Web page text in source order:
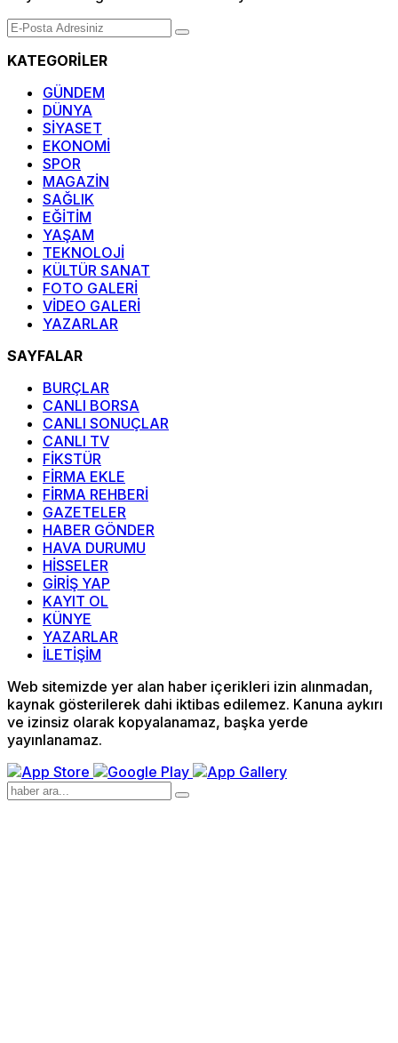
KATEGORİLER
GÜNDEM
DÜNYA
SİYASET
EKONOMİ
SPOR
MAGAZİN
SAĞLIK
EĞİTİM
YAŞAM
TEKNOLOJİ
KÜLTÜR SANAT
FOTO GALERİ
VİDEO GALERİ
YAZARLAR
SAYFALAR
BURÇLAR
CANLI BORSA
CANLI SONUÇLAR
CANLI TV
FİKSTÜR
FİRMA EKLE
FİRMA REHBERİ
GAZETELER
HABER GÖNDER
HAVA DURUMU
HİSSELER
GİRİŞ YAP
KAYIT OL
KÜNYE
YAZARLAR
İLETİŞİM
Web sitemizde yer alan haber içerikleri izin alınmadan,
kaynak gösterilerek dahi iktibas edilemez. Kanuna aykırı
ve izinsiz olarak kopyalanamaz, başka yerde
yayınlanamaz.